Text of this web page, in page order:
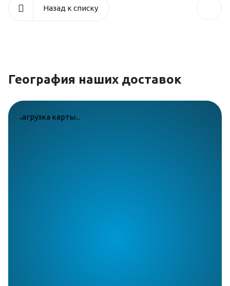
Назад к списку
География наших доставок
загрузка карты...